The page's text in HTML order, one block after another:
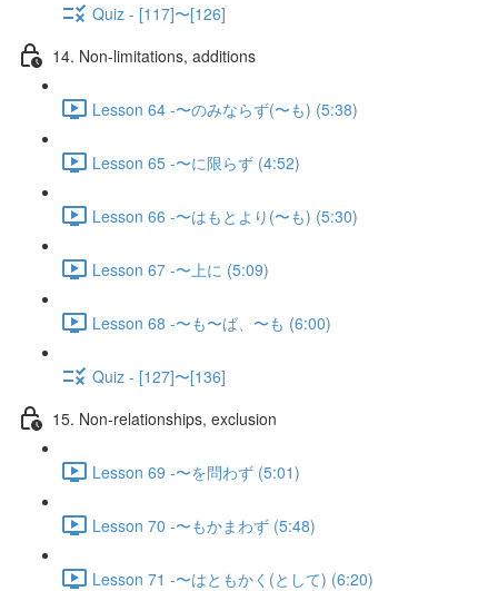
Quiz - [117]〜[126]
14. Non-limitations, additions
Lesson 64 -〜のみならず(〜も) (5:38)
Lesson 65 -〜に限らず (4:52)
Lesson 66 -〜はもとより(〜も) (5:30)
Lesson 67 -〜上に (5:09)
Lesson 68 -〜も〜ば、〜も (6:00)
Quiz - [127]〜[136]
15. Non-relationships, exclusion
Lesson 69 -〜を問わず (5:01)
Lesson 70 -〜もかまわず (5:48)
Lesson 71 -〜はともかく(として) (6:20)